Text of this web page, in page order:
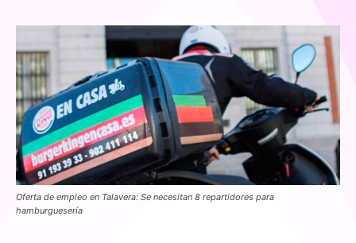
Oferta de empleo en Talavera: Se necesitan 8 repartidores para
hamburguesería